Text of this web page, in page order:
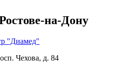
на-Дону
"Диамед"
Чехова, д. 84